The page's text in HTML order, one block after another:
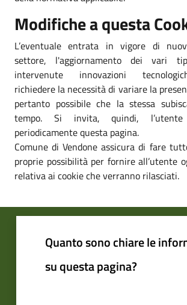
Modifiche a questa
L’eventuale entrata in vigore di
settore, l'aggiornamento dei vari
intervenute innovazioni
richiedere la necessità di variare la
pertanto possibile che la stessa
tempo. Si invita, quindi,
periodicamente questa pagina.
Comune di Vendone assicura di fare
proprie possibilità per fornire all’utente
relativa ai cookie che verranno rilasciati.
Quanto sono chiare le
su questa pagina?